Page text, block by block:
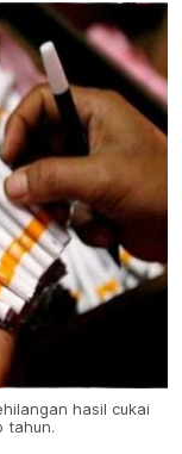
hasil cukai
tahun.